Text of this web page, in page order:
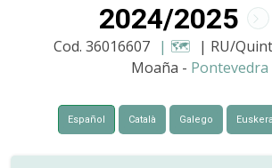
2024/2025
Cod. 36016607 | 🗺️ | RU/
Moaña - Pontevedra
Español Català Galego Euskera